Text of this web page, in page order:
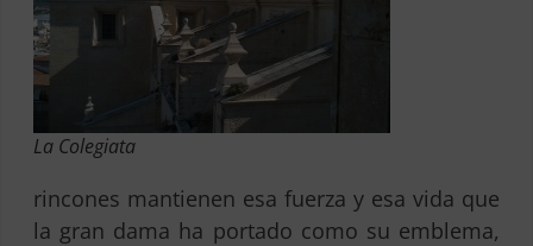
La Colegiata
rincones mantienen esa fuerza y esa vida que
la gran dama ha portado como su emblema,